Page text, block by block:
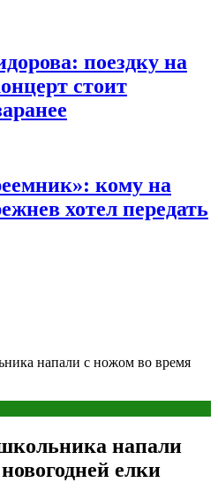
поездку на
стоит
кому на
хотел передать
напали с ножом во время
напали
елки